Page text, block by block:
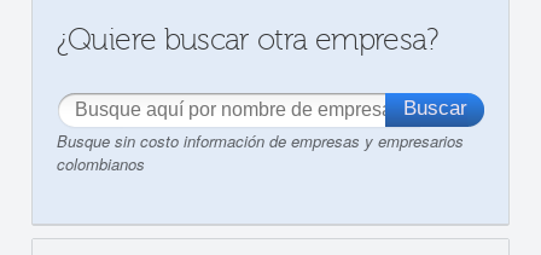
¿Quiere buscar otra empresa?
Busque sin costo información de empresas y empresarios
colombianos